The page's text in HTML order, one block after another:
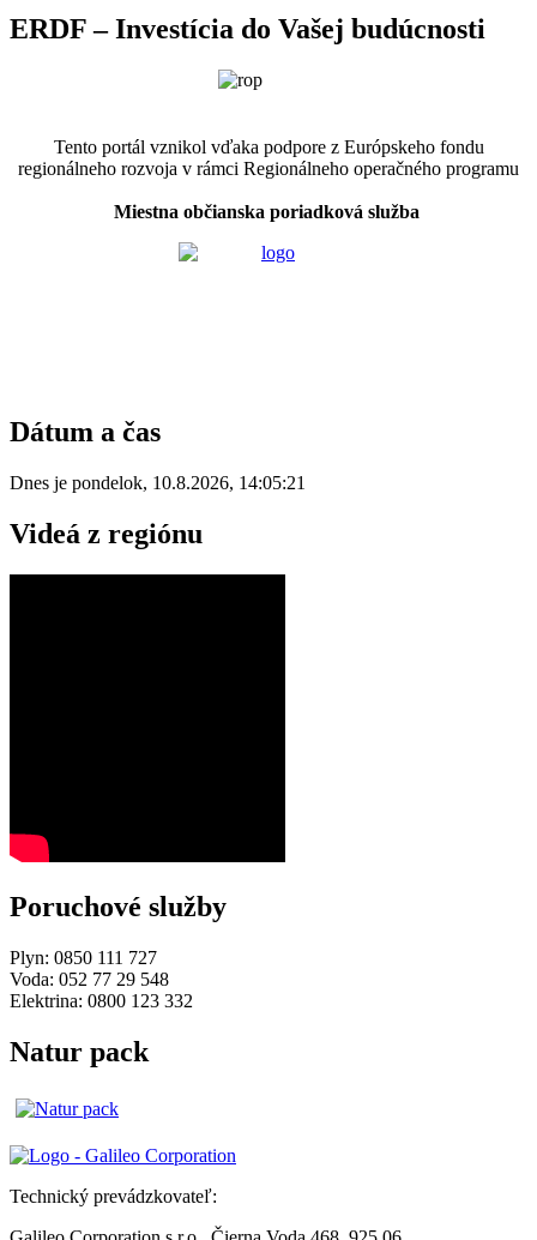
ERDF – Investícia do Vašej budúcnosti
Tento portál vznikol vďaka podpore z Európskeho fondu
regionálneho rozvoja v rámci Regionálneho operačného programu
Miestna občianska poriadková služba
Dátum a čas
Dnes je pondelok, 10.8.2026, 14:05:21
Videá z regiónu
Poruchové služby
Plyn: 0850 111 727
Voda: 052 77 29 548
Elektrina: 0800 123 332
Natur pack
Technický prevádzkovateľ: